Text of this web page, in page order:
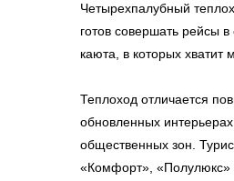
Четырехпалубный
готов совершать рейсы
каюта, в которых хватит
Теплоход отличается
обновленных
общественных зон.
«Комфорт»,